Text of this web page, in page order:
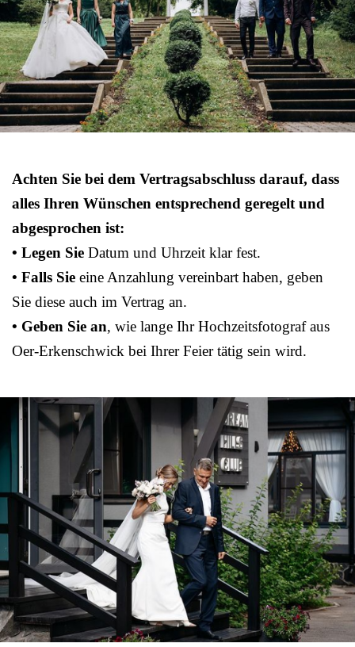
Achten Sie bei dem Vertragsabschluss darauf, dass
alles Ihren Wünschen entsprechend geregelt und
abgesprochen ist:
• Legen Sie Datum und Uhrzeit klar fest.
• Falls Sie eine Anzahlung vereinbart haben, geben
Sie diese auch im Vertrag an.
• Geben Sie an, wie lange Ihr Hochzeitsfotograf aus
Oer-Erkenschwick bei Ihrer Feier tätig sein wird.